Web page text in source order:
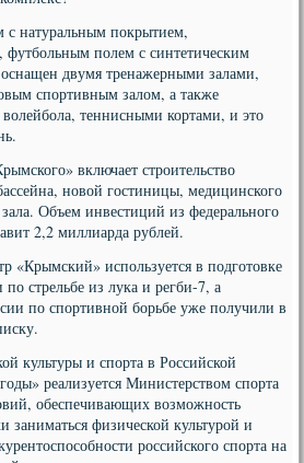
натуральным покрытием,
футбольным полем с синтетическим
двумя тренажерными залами,
спортивным залом, а также
теннисными кортами, и это
включает строительство
новой гостиницы, медицинского
Объем инвестиций из федерального
2,2 миллиарда рублей.
«Крымский» используется в подготовке
стрельбе из лука и регби-7, а
по спортивной борьбе уже получили в
культуры и спорта в Российской
реализуется Министерством спорта
обеспечивающих возможность
заниматься физической культурой и
российского спорта на